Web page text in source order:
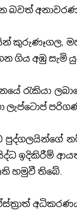
බවත්
කුරුණෑගල,
ගිය අඹු
රැකියා
ලැප්ටොප්
ඉදිකිරීම්
හමුවී තිබේ.